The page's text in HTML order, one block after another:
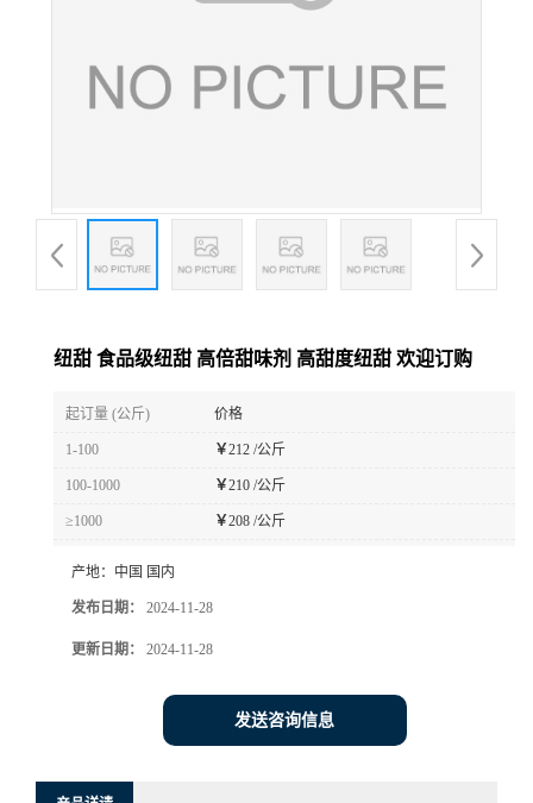
纽甜 食品级纽甜 高倍甜味剂 高甜度纽甜 欢迎订购
起订量 (公斤) 价格
1-100 ￥212 /公斤
100-1000 ￥210 /公斤
≥1000 ￥208 /公斤
产地： 中国 国内
发布日期： 2024-11-28
更新日期： 2024-11-28
发送咨询信息